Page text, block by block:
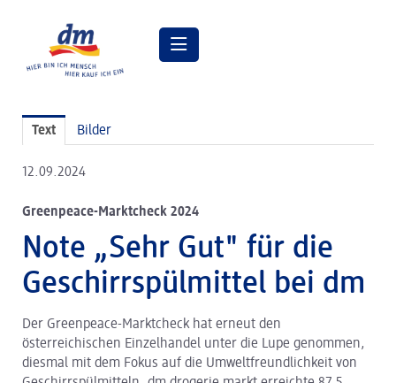
Pressebilder
dm Geschäftsführung
dm Markt
dm friseurstudio
dm kosmetikstudio
Verantwortung
Lehre bei dm
Text Bilder
12.09.2024
Greenpeace-Marktcheck 2024
Note „Sehr Gut" für die
Geschirrspülmittel bei dm
Der Greenpeace-Marktcheck hat erneut den
österreichischen Einzelhandel unter die Lupe genommen,
diesmal mit dem Fokus auf die Umweltfreundlichkeit von